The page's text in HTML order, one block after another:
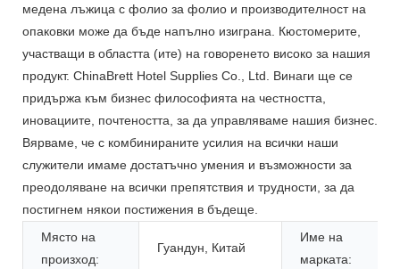
медена лъжица с фолио за фолио и производителност на
опаковки може да бъде напълно изиграна. Кюстомерите,
участващи в областта (ите) на говоренето високо за нашия
продукт. ChinaBrett Hotel Supplies Co., Ltd. Винаги ще се
придържа към бизнес философията на честността,
иновациите, почтеността, за да управляваме нашия бизнес.
Вярваме, че с комбинираните усилия на всички наши
служители имаме достатъчно умения и възможности за
преодоляване на всички препятствия и трудности, за да
постигнем някои постижения в бъдеще.
Място на
произход:
Гуандун, Китай
Име на
марката: